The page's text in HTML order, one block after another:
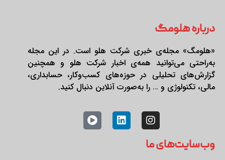
درباره هلومگ
«هلومگ» مجله‌ی خبری شرکت هلو است. در این مجله
به‌راحتی می‌توانید همه‌ی اخبار شرکت هلو و همچنین
گزارش‌های تحلیلی در حوزه‌های کسب‌وکار، حسابداری،
مالی، تکنولوژی و … را به‌صورت آنلاین دنبال کنید.
وب‌سایت‌های ما